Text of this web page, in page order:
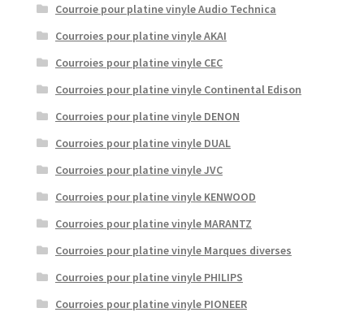
Courroie pour platine vinyle Audio Technica
Courroies pour platine vinyle AKAI
Courroies pour platine vinyle CEC
Courroies pour platine vinyle Continental Edison
Courroies pour platine vinyle DENON
Courroies pour platine vinyle DUAL
Courroies pour platine vinyle JVC
Courroies pour platine vinyle KENWOOD
Courroies pour platine vinyle MARANTZ
Courroies pour platine vinyle Marques diverses
Courroies pour platine vinyle PHILIPS
Courroies pour platine vinyle PIONEER